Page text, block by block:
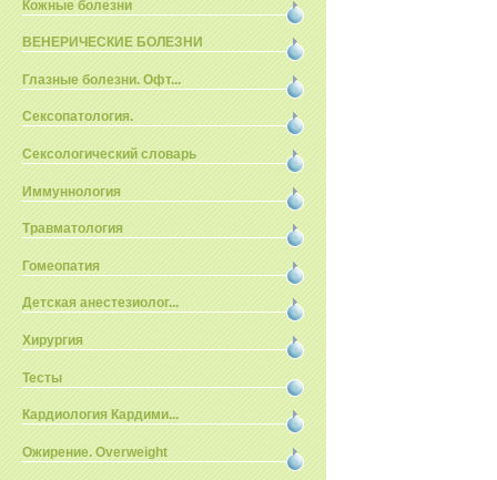
Кожные болезни
ВЕНЕРИЧЕСКИЕ БОЛЕЗНИ
Глазные болезни. Офт...
Сексопатология.
Сексологический словарь
Иммуннология
Травматология
Гомеопатия
Детская анестезиолог...
Хирургия
Тесты
Кардиология Кардими...
Ожирение. Overweight